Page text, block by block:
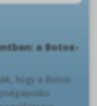
a Botox-
hogy a Botox-